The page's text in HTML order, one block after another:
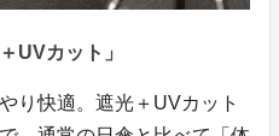
UVカット」
り快適。遮光＋UVカット